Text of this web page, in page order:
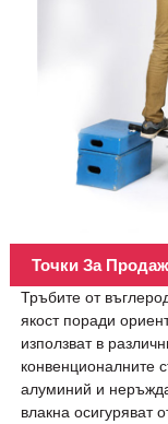
Точки За
Тръбите от
якост поради
използват в
конвенционалните
алуминий и
влакна осигуряват